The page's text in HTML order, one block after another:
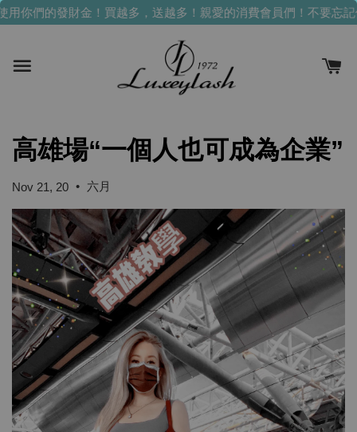
你們的發財金！買越多，送越多！ 親愛的消費會員們！不要忘記
高雄場“一個人也可成為企業”
Nov 21, 20 • 六月